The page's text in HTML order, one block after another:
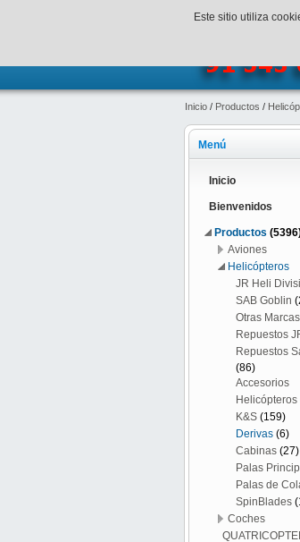
¡Bienvenidos a
Inicio / Productos /
Menú
Inicio
Bienvenidos
Productos
Aviones
Helicópteros
JR Heli
SAB Goblin
Otras Marcas
Repuestos
Repuestos
(86)
Accesorios
Helicópteros
K&S (159)
Derivas (6)
Cabinas (27)
Palas
Palas de
SpinBlades
Coches
Este sitio utiliza